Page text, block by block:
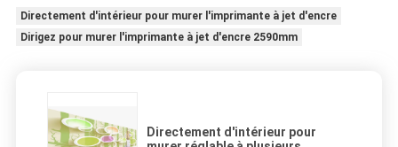
Directement d'intérieur pour murer l'imprimante à jet d'encre
Dirigez pour murer l'imprimante à jet d'encre 2590mm
Directement d'intérieur pour